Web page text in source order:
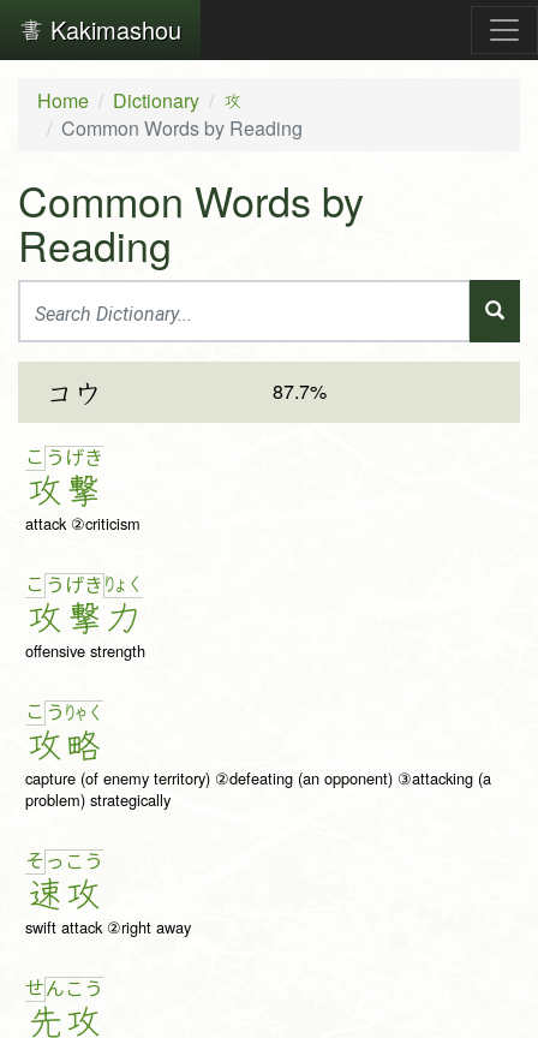
Kakimashou
Home Dictionary 攻
Common Words by Reading
Common Words by
Reading
コウ 87.7%
こ う
攻
げき
撃
attack ②criticism
こ う
攻
げき
撃
りょ く
力
offensive strength
こ う
攻
りゃ く
略
capture (of enemy territory) ②defeating (an opponent) ③attacking (a
problem) strategically
そ っ
速
こ う
攻
swift attack ②right away
せん
先
こ う
攻